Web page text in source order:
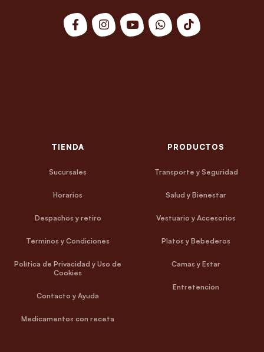
TIENDA
Sucursales
Horarios
Despachos y retiro
Términos y Condiciones
Política de Privacidad y Uso de
Cookies
Contacto y Ayuda
Medicamentos con receta
PRODUCTOS
Transporte y Seguridad
Salud y Bienestar
Vestuario y Accesorios
Platos y Bebederos
Camas y Estar
Entretención